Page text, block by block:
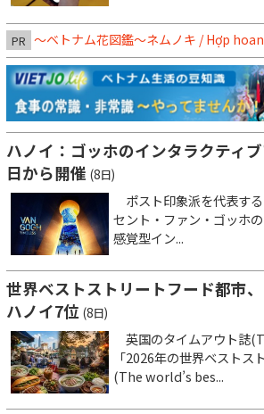
PR ～ベトナム花図鑑～ネムノキ / Hợp hoan
ハノイ：ゴッホのインタラクティ
日から開催 (8日)
ポスト印象派を代表す
セント・ファン・ゴッホ
感覚型イン...
世界ベストストリートフード都市
ハノイ7位 (8日)
英国のタイムアウト誌
「2026年の世界ベストス
(The world’s bes...